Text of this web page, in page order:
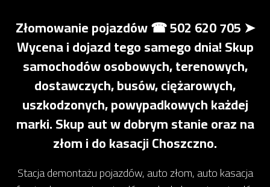
Złomowanie pojazdów ☎ 502 620 705 ➤
Wycena i dojazd tego samego dnia! Skup
samochodów osobowych, terenowych,
dostawczych, busów, ciężarowych,
uszkodzonych, powypadkowych każdej
marki. Skup aut w dobrym stanie oraz na
złom i do kasacji Choszczno.
Stacja demontażu pojazdów, auto złom, auto kasacja